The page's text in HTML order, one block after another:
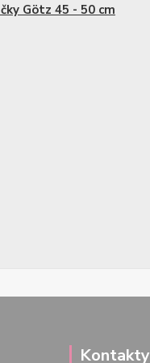
Götz 45 - 50 cm
Kontakty